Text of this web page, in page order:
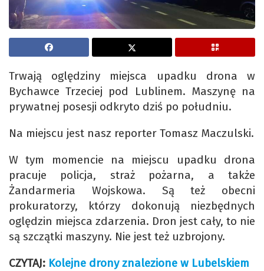
Trwają oględziny miejsca upadku drona w
Bychawce Trzeciej pod Lublinem. Maszynę na
prywatnej posesji odkryto dziś po południu.
Na miejscu jest nasz reporter Tomasz Maczulski.
W tym momencie na miejscu upadku drona
pracuje policja, straż pożarna, a także
Żandarmeria Wojskowa. Są też obecni
prokuratorzy, którzy dokonują niezbędnych
oględzin miejsca zdarzenia. Dron jest cały, to nie
są szczątki maszyny. Nie jest też uzbrojony.
CZYTAJ: Kolejne drony znalezione w Lubelskiem